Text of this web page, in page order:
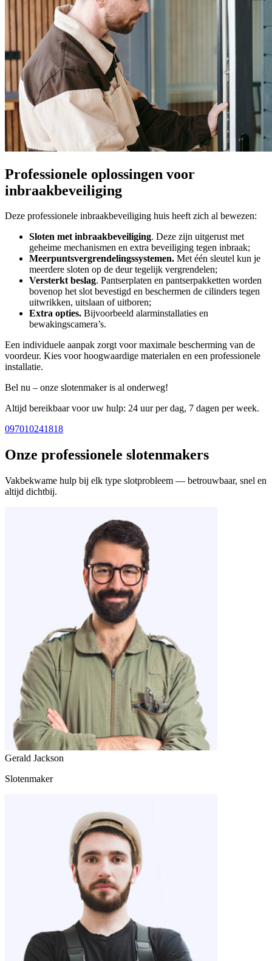
Professionele oplossingen voor
inbraakbeveiliging
Deze professionele inbraakbeveiliging huis heeft zich al bewezen:
Sloten met inbraakbeveiliging. Deze zijn uitgerust met
geheime mechanismen en extra beveiliging tegen inbraak;
Meerpuntsvergrendelingssystemen. Met één sleutel kun je
meerdere sloten op de deur tegelijk vergrendelen;
Versterkt beslag. Pantserplaten en pantserpakketten worden
bovenop het slot bevestigd en beschermen de cilinders tegen
uitwrikken, uitslaan of uitboren;
Extra opties. Bijvoorbeeld alarminstallaties en
bewakingscamera’s.
Een individuele aanpak zorgt voor maximale bescherming van de
voordeur. Kies voor hoogwaardige materialen en een professionele
installatie.
Bel nu – onze slotenmaker is al onderweg!
Altijd bereikbaar voor uw hulp: 24 uur per dag, 7 dagen per week.
097010241818
Onze professionele slotenmakers
Vakbekwame hulp bij elk type slotprobleem — betrouwbaar, snel en
altijd dichtbij.
Gerald Jackson
Slotenmaker